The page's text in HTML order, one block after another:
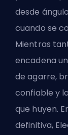
desde
cuando se
Mientras
encadena
de agarre,
confiable y
que huyen.
definitiva,